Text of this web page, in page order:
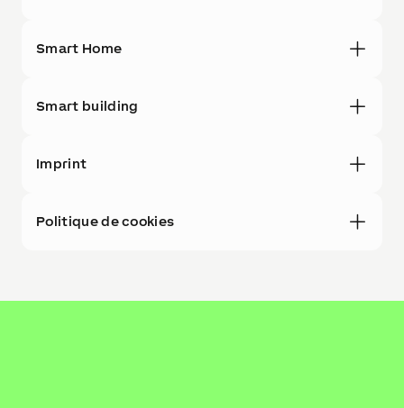
Smart Home
Smart building
Imprint
Politique de cookies